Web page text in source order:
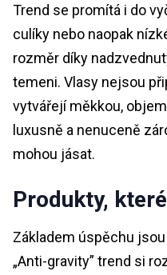
Trend se promítá i do
culíky nebo naopak
rozměr díky
temeni. Vlasy nejsou
vytvářejí měkkou,
luxusně a nenuceně
mohou jásat.
Produkty,
Základem úspěchu
„Anti-gravity” trend si